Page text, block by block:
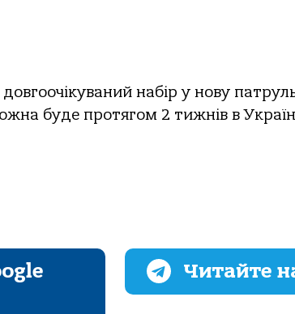
набір у нову
буде протягом 2 тижнів в
Читайте